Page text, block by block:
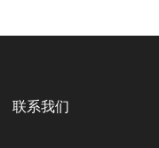
联系我们